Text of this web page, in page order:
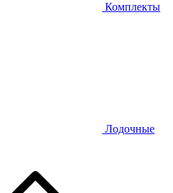
Комплекты
Лодочные